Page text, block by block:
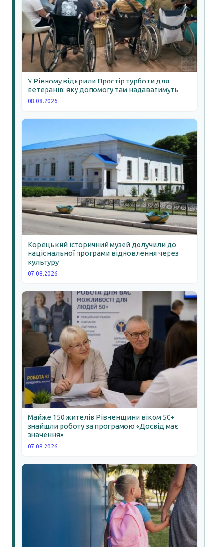
У Рівному відкрили Простір турботи для
ветеранів: яку допомогу там надаватимуть
08.08.2026
Корецький історичний музей долучили до
національної програми відновлення через
культуру
07.08.2026
Майже 150 жителів Рівненщини віком 50+
знайшли роботу за програмою «Досвід має
значення»
07.08.2026